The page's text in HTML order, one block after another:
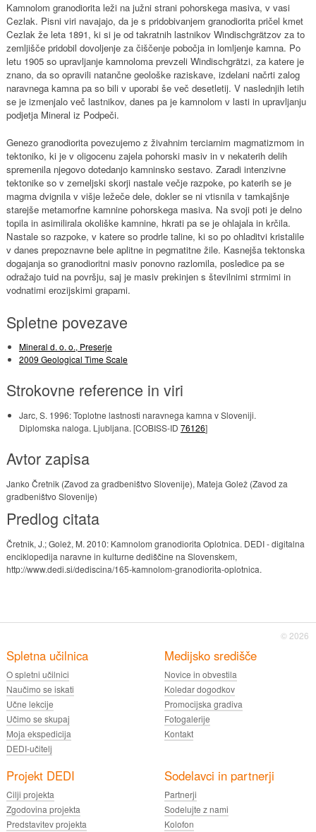
Kamnolom granodiorita leži na južni strani pohorskega masiva, v vasi
Cezlak. Pisni viri navajajo, da je s pridobivanjem granodiorita pričel kmet
Cezlak že leta 1891, ki si je od takratnih lastnikov Windischgrätzov za to
zemljišče pridobil dovoljenje za čiščenje pobočja in lomljenje kamna. Po
letu 1905 so upravljanje kamnoloma prevzeli Windischgrätzi, za katere je
znano, da so opravili natančne geološke raziskave, izdelani načrti zalog
naravnega kamna pa so bili v uporabi še več desetletij. V naslednjih letih
se je izmenjalo več lastnikov, danes pa je kamnolom v lasti in upravljanju
podjetja Mineral iz Podpeči.
Genezo granodiorita povezujemo z živahnim terciarnim magmatizmom in
tektoniko, ki je v oligocenu zajela pohorski masiv in v nekaterih delih
spremenila njegovo dotedanjo kamninsko sestavo. Zaradi intenzivne
tektonike so v zemeljski skorji nastale večje razpoke, po katerih se je
magma dvignila v višje ležeče dele, dokler se ni vtisnila v tamkajšnje
starejše metamorfne kamnine pohorskega masiva. Na svoji poti je delno
topila in asimilirala okoliške kamnine, hkrati pa se je ohlajala in krčila.
Nastale so razpoke, v katere so prodrle taline, ki so po ohladitvi kristalile
v danes prepoznavne bele aplitne in pegmatitne žile. Kasnejša tektonska
dogajanja so granodioritni masiv ponovno razlomila, posledice pa se
odražajo tuid na površju, saj je masiv prekinjen s številnimi strmimi in
vodnatimi erozijskimi grapami.
Spletne povezave
Mineral d. o. o., Preserje
2009 Geological Time Scale
Strokovne reference in viri
Jarc, S. 1996: Toplotne lastnosti naravnega kamna v Sloveniji.
Diplomska naloga. Ljubljana. [COBISS-ID 76126]
Avtor zapisa
Janko Čretnik (Zavod za gradbeništvo Slovenije), Mateja Golež (Zavod za
gradbeništvo Slovenije)
Predlog citata
Čretnik, J.; Golež, M. 2010: Kamnolom granodiorita Oplotnica. DEDI - digitalna
enciklopedija naravne in kulturne dediščine na Slovenskem,
http://www.dedi.si/dediscina/165-kamnolom-granodiorita-oplotnica.
© 2026
Spletna učilnica
O spletni učilnici
Naučimo se iskati
Učne lekcije
Učimo se skupaj
Moja ekspedicija
DEDI-učitelj
Medijsko središče
Novice in obvestila
Koledar dogodkov
Promocijska gradiva
Fotogalerije
Kontakt
Projekt DEDI
Cilji projekta
Zgodovina projekta
Predstavitev projekta
Sodelavci in partnerji
Partnerji
Sodelujte z nami
Kolofon